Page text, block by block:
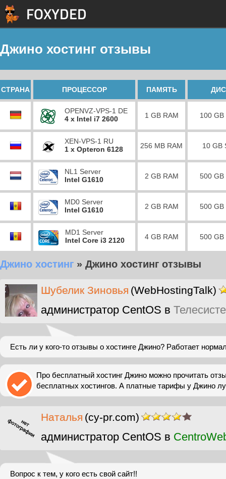
Джино хостинг отзывы
СТРАНА ПРОЦЕССОР ПАМЯТЬ
OPENVZ-VPS-1 DE
4 x Intel i7 2600
1 GB RAM 100 GB
XEN-VPS-1 RU
1 x Opteron 6128
256 MB RAM 10 GB
NL1 Server
Intel G1610
2 GB RAM 500 GB
MD0 Server
Intel G1610
2 GB RAM 500 GB
MD1 Server
Intel Core i3 2120
4 GB RAM 500 GB
Джино хостинг » Джино хостинг отзывы
Шубелик Зиновья (WebHostingTalk)
администратор CentOS в
Есть ли у кого-то отзывы о хостинге Джино? Работает
Про бесплатный хостинг Джино можно прочитать
бесплатных хостингов. А платные тарифы у Джино
Наталья (cy-pr.com)
администратор CentOS в
Вопрос к тем, у кого есть свой сайт!!